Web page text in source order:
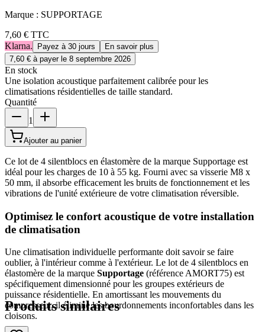
Marque : SUPPORTAGE
7,60 € TTC
Klarna.
Payez à 30 jours
En savoir plus
7,60 € à payer le 8 septembre 2026
En stock
Une isolation acoustique parfaitement calibrée pour les
climatisations résidentielles de taille standard.
Quantité
1
Ajouter au panier
Ce lot de 4 silentblocs en élastomère de la marque Supportage est
idéal pour les charges de 10 à 55 kg. Fourni avec sa visserie M8 x
50 mm, il absorbe efficacement les bruits de fonctionnement et les
vibrations de l'unité extérieure de votre climatisation réversible.
Optimisez le confort acoustique de votre installation
de climatisation
Une climatisation individuelle performante doit savoir se faire
oublier, à l'intérieur comme à l'extérieur. Le lot de 4 silentblocs en
élastomère de la marque Supportage (référence AMORT75) est
spécifiquement dimensionné pour les groupes extérieurs de
puissance résidentielle. En amortissant les mouvements du
compresseur, il élimine les bourdonnements inconfortables dans les
cloisons.
Produits similaires